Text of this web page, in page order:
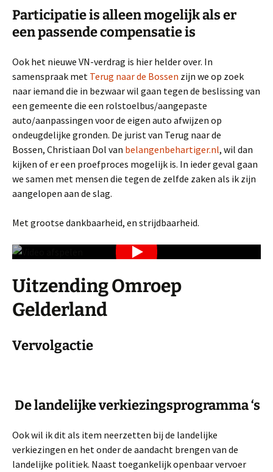
Participatie is alleen mogelijk als er
een passende compensatie is
Ook het nieuwe VN-verdrag is hier helder over. In
samenspraak met Terug naar de Bossen zijn we op zoek
naar iemand die in bezwaar wil gaan tegen de beslissing van
een gemeente die een rolstoelbus/aangepaste
auto/aanpassingen voor de eigen auto afwijzen op
ondeugdelijke gronden. De jurist van Terug naar de
Bossen, Christiaan Dol van belangenbehartiger.nl, wil dan
kijken of er een proefproces mogelijk is. In ieder geval gaan
we samen met mensen die tegen de zelfde zaken als ik zijn
aangelopen aan de slag.
Met grootse dankbaarheid, en strijdbaarheid.
Uitzending Omroep
Gelderland
Vervolgactie
De landelijke verkiezingsprogramma ‘s
Ook wil ik dit als item neerzetten bij de landelijke
verkiezingen en het onder de aandacht brengen van de
landelijke politiek. Naast toegankelijk openbaar vervoer